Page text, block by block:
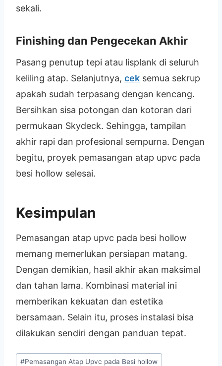
sekali.
Finishing dan Pengecekan Akhir
Pasang penutup tepi atau lisplank di seluruh
keliling atap. Selanjutnya, cek semua sekrup
apakah sudah terpasang dengan kencang.
Bersihkan sisa potongan dan kotoran dari
permukaan Skydeck. Sehingga, tampilan
akhir rapi dan profesional sempurna. Dengan
begitu, proyek pemasangan atap upvc pada
besi hollow selesai.
Kesimpulan
Pemasangan atap upvc pada besi hollow
memang memerlukan persiapan matang.
Dengan demikian, hasil akhir akan maksimal
dan tahan lama. Kombinasi material ini
memberikan kekuatan dan estetika
bersamaan. Selain itu, proses instalasi bisa
dilakukan sendiri dengan panduan tepat.
#Pemasangan Atap Upvc pada Besi hollow